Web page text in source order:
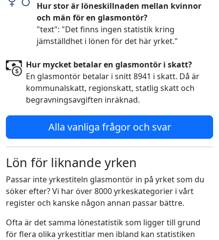
Hur stor är löneskillnaden mellan kvinnor
och män för en glasmontör?
"text": "Det finns ingen statistik kring
jämställdhet i lönen för det här yrket."
Hur mycket betalar en glasmontör i skatt?
En glasmontör betalar i snitt 8941 i skatt. Då är
kommunalskatt, regionskatt, statlig skatt och
begravningsavgiften inräknad.
Alla vanliga frågor och svar
Lön för liknande yrken
Passar inte yrkestiteln glasmontör in på yrket som du
söker efter? Vi har över 8000 yrkeskategorier i vårt
register och kanske någon annan passar bättre.
Ofta är det samma lönestatistik som ligger till grund
för flera olika yrkestitlar men ibland kan statistiken